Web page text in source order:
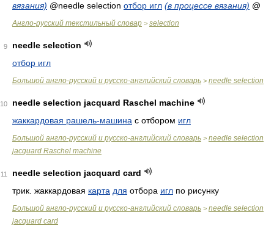
вязания) @needle selection отбор игл (в процессе вязания) @
Англо-русский текстильный словар > selection
9
needle selection
отбор игл
Большой англо-русский и русско-английский словарь > needle selection
10
needle selection jacquard Raschel machine
жаккардовая рашель-машина с отбором игл
Большой англо-русский и русско-английский словарь > needle selection
jacquard Raschel machine
11
needle selection jacquard card
трик. жаккардовая карта для отбора игл по рисунку
Большой англо-русский и русско-английский словарь > needle selection
jacquard card